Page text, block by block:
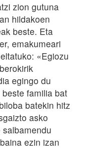
zion gutuna
hildakoen
beste. Eta
emakumeari
«Egiozu
egingo du
familia bat
batekin hitz
asko
ezin izan